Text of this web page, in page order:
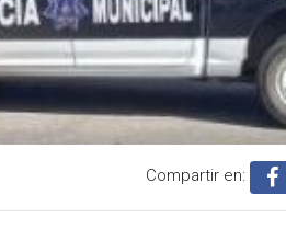
Compartir en: